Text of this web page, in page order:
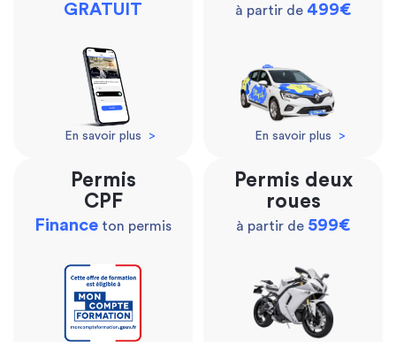
GRATUIT
En savoir plus >
à partir de 499€
En savoir plus >
Permis
CPF
Finance ton permis
Permis deux
roues
à partir de 599€